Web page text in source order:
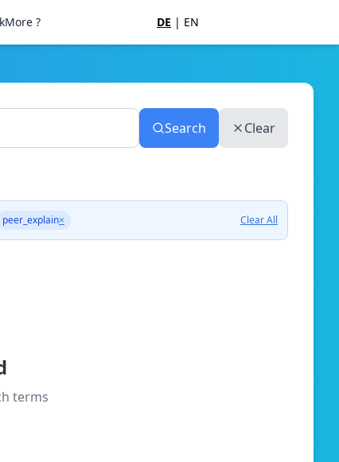
More ? DE | EN
Search Clear
peer_explain× Clear All
terms